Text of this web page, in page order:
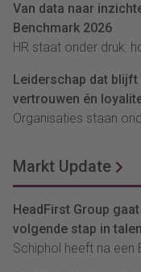
Van data naar
Benchmark 2026
HR staat onder druk:
Leiderschap dat blijft
vertrouwen én
Organisaties staan
Markt Update
HeadFirst Group
volgende stap in
Schiphol heeft na een